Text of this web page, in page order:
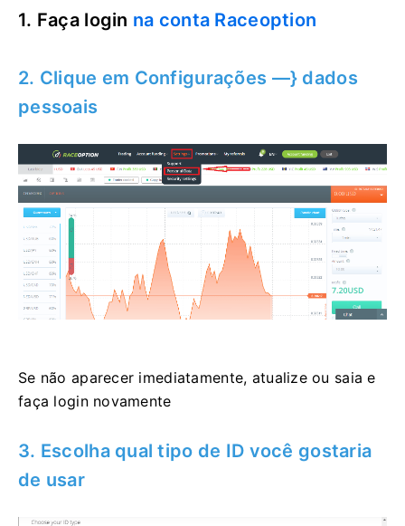
1. Faça login na conta Raceoption
2. Clique em Configurações —} dados
pessoais
Se não aparecer imediatamente, atualize ou saia e
faça login novamente
3. Escolha qual tipo de ID você gostaria
de usar